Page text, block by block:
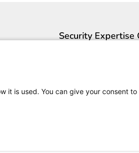
Security Expertise
is used. You can give your consent